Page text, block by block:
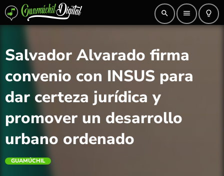
search menu lightbulb_outline
Salvador Alvarado firma
convenio con INSUS para
dar certeza jurídica y
promover un desarrollo
urbano ordenado
GUAMÚCHIL